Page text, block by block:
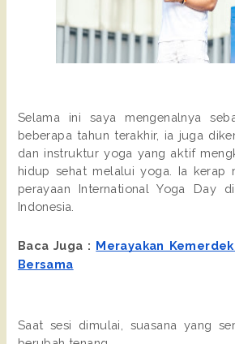
Selama ini saya mengenalnya
beberapa tahun terakhir, ia juga
dan instruktur yoga yang aktif
hidup sehat melalui yoga. Ia kerap
perayaan International Yoga Day
Indonesia.
Baca Juga : Merayakan
Bersama
Saat sesi dimulai, suasana yang